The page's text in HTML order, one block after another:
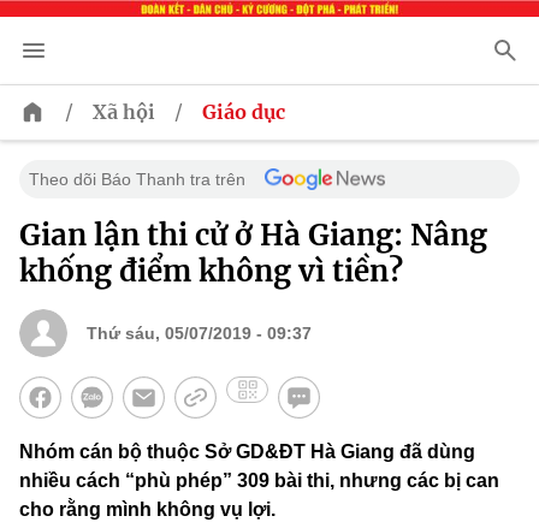
/ Xã hội / Giáo dục
Theo dõi Báo Thanh tra trên
Gian lận thi cử ở Hà Giang: Nâng
khống điểm không vì tiền?
Thứ sáu, 05/07/2019 - 09:37
Nhóm cán bộ thuộc Sở GD&ĐT Hà Giang đã dùng
nhiều cách “phù phép” 309 bài thi, nhưng các bị can
cho rằng mình không vụ lợi.